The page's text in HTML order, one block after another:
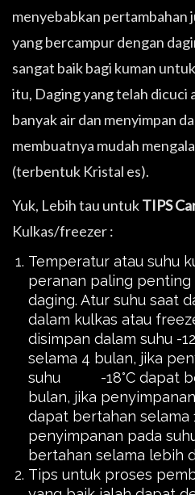
menyebabkan pertambahan
yang bercampur dengan
sangat baik bagi kuman
itu, Daging yang telah dicuci
banyak air dan menyimpan
membuatnya mudah
(terbentuk Kristal es).
Yuk, Lebih tau untukTIPS
Kulkas/freezer :
Temperatur atau suhu
peranan paling
daging. Atur suhu saat
dalam kulkas atau
disimpan dalam suhu -
selama 4 bulan, jika
suhu -18°C dapat
bulan, jika
dapat bertahan selama
penyimpanan pada
bertahan selama lebih
Tips untuk proses